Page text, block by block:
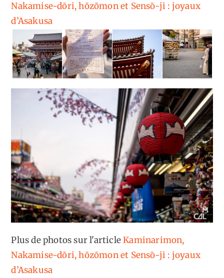
Nakamise-dōri, hōzōmon et Sensō-ji : joyaux
d’Asakusa
Plus de photos sur l'articleKaminarimon,
Nakamise-dōri, hōzōmon et Sensō-ji : joyaux
d’Asakusa